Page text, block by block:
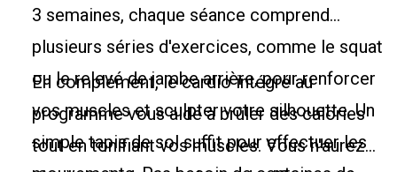
3 semaines, chaque séance comprend
plusieurs séries d'exercices, comme le squat
ou le relevé de jambe arrière, pour renforcer
vos muscles et sculpter votre silhouette. Un
simple tapis de sol suffit pour effectuer les
En complément, le cardio intégré au
programme vous aide à brûler des calories
tout en tonifiant vos muscles. Vous n'aurez